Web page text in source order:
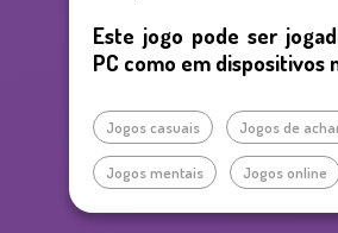
Este jogo pode ser
PC como em dispositivos
Jogos casuais Jogos de
Jogos mentais Jogos online